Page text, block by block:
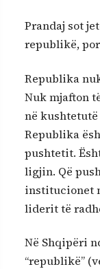
Prandaj sot
republikë,
Republika
Nuk mjafton
në kushtetutë
Republika
pushtetit.
ligjin. Që
institucionet
liderit të
Në Shqipëri
“republikë”